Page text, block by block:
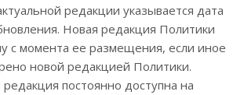
редакции указывается дата
Новая редакция Политики
с момента ее размещения, если иное
новой редакцией Политики.
постоянно доступна на